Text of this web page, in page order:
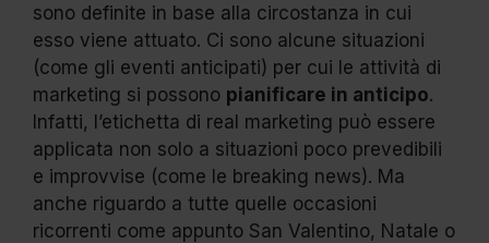
sono definite in base alla circostanza in cui
esso viene attuato. Ci sono alcune situazioni
(come gli eventi anticipati) per cui le attività di
marketing si possono pianificare in anticipo.
Infatti, l’etichetta di real marketing può essere
applicata non solo a situazioni poco prevedibili
e improvvise (come le breaking news). Ma
anche riguardo a tutte quelle occasioni
ricorrenti come appunto San Valentino, Natale o